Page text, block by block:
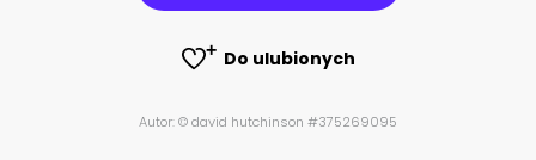
Do ulubionych
Autor: © david hutchinson #375269095